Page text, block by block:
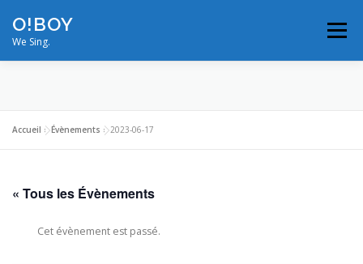
contenu
O!BOY
We Sing.
Menu
Accueil »Évènements »2023-06-17
« Tous les Évènements
Cet évènement est passé.